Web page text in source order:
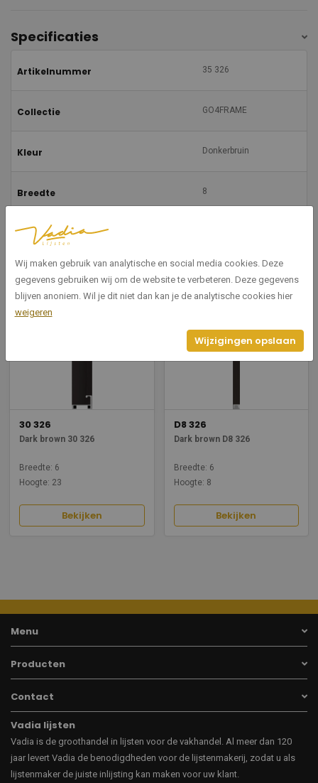
Specificaties
Artikelnummer 35 326
Collectie GO4FRAME
Kleur Donkerbruin
Breedte 8
Hoogte
Gerelateerde producten
30 326
Dark brown 30 326
Breedte: 6
Hoogte: 23
Bekijken
D8 326
Dark brown D8 326
Breedte: 6
Hoogte: 8
Bekijken
Menu
Producten
Contact
Vadia lijsten
Vadia is de groothandel in lijsten voor de vakhandel. Al meer dan 120
jaar levert Vadia de benodigdheden voor de lijstenmakerij, zodat u als
lijstenmaker de juiste inlijsting kan maken voor uw klant.
Wij maken gebruik van analytische en social media cookies. Deze
gegevens gebruiken wij om de website te verbeteren. Deze gegevens
blijven anoniem. Wil je dit niet dan kan je de analytische cookies hier
weigeren
Wijzigingen opslaan